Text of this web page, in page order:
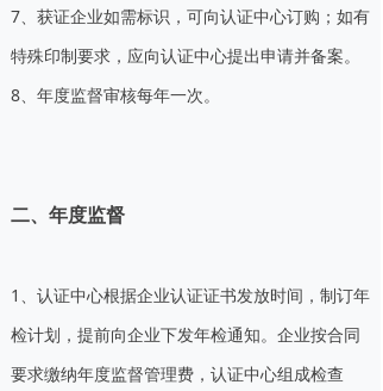
7、获证企业如需标识，可向认证中心订购；如有
特殊印制要求，应向认证中心提出申请并备案。
8、年度监督审核每年一次。
二、年度监督
1、认证中心根据企业认证证书发放时间，制订年
检计划，提前向企业下发年检通知。企业按合同
要求缴纳年度监督管理费，认证中心组成检查